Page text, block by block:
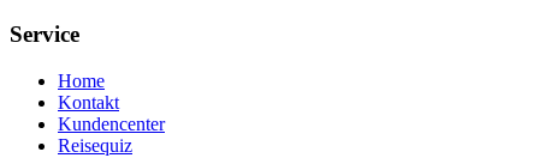
Service
Home
Kontakt
Kundencenter
Reisequiz